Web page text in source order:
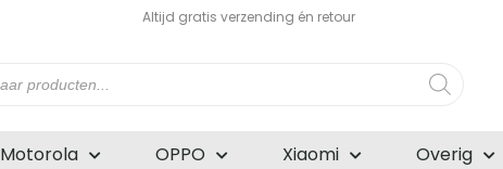
Altijd gratis verzending én retour
Motorola OPPO Xiaomi Overig